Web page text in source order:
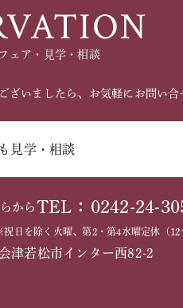
ェア・見学・相談
ざいましたら、お気軽にお問い合
見学・相談
から TEL：0242-24-
日を除く火曜、第2・第4水曜定休（12
津若松市インター西82-2